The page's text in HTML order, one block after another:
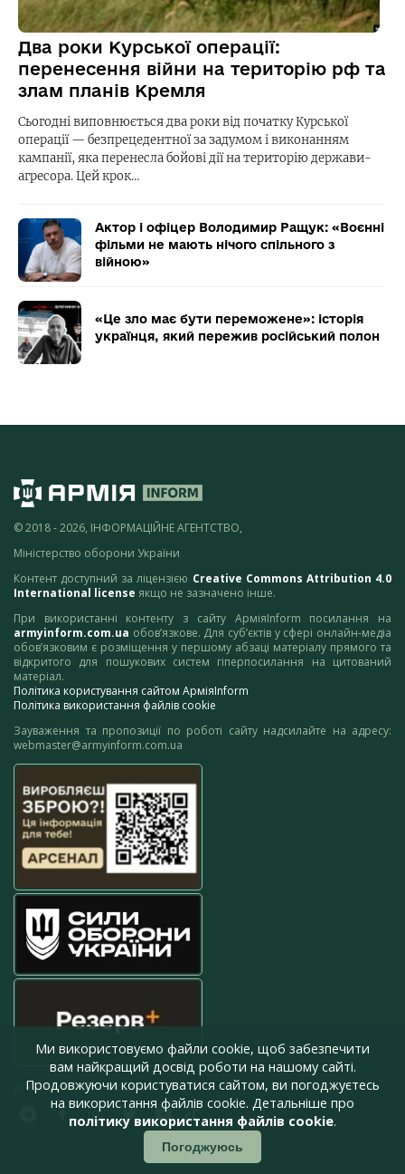
Два роки Курської операції:
перенесення війни на територію рф та
злам планів Кремля
Сьогодні виповнюється два роки від початку Курської
операції — безпрецедентної за задумом і виконанням
кампанії, яка перенесла бойові дії на територію держави-
агресора. Цей крок…
Актор і офіцер Володимир Ращук: «Воєнні
фільми не мають нічого спільного з
війною»
«Це зло має бути переможене»: історія
українця, який пережив російський полон
© 2018 - 2026, ІНФОРМАЦІЙНЕ АГЕНТСТВО,
Міністерство оборони України
Контент доступний за ліцензією Creative Commons Attribution 4.0
International license якщо не зазначено інше.
При використанні контенту з сайту АрміяInform посилання на
armyinform.com.ua обов’язкове. Для суб’єктів у сфері онлайн-медіа
обов’язковим є розміщення у першому абзаці матеріалу прямого та
відкритого для пошукових систем гіперпосилання на цитований
матеріал.
Політика користування сайтом АрміяInform
Політика використання файлів cookie
Зауваження та пропозиції по роботі сайту надсилайте на адресу:
webmaster@armyinform.com.ua
press@armyinform.com.ua
Ми використовуємо файли cookie, щоб забезпечити
вам найкращий досвід роботи на нашому сайті.
Продовжуючи користуватися сайтом, ви погоджуєтесь
на використання файлів cookie. Детальніше про
політику використання файлів cookie.
Погоджуюсь